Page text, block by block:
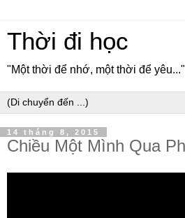
Thời đi học
"Một thời để nhớ, một thời để yêu..."
14 tháng 8, 2015
Chiều Một Mình Qua